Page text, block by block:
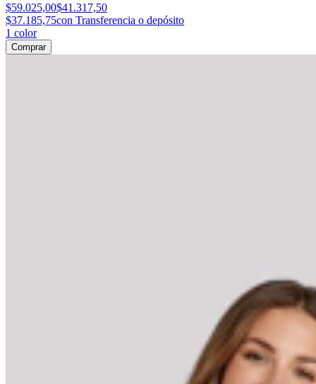
$59.025,00$41.317,50
$37.185,75con Transferencia o depósito
1 color
Comprar